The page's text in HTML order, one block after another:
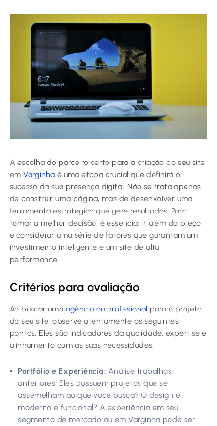
A escolha do parceiro certo para a criação do seu site
emVarginha é uma etapa crucial que definirá o
sucesso da sua presença digital. Não se trata apenas
de construir uma página, mas de desenvolver uma
ferramenta estratégica que gere resultados. Para
tomar a melhor decisão, é essencial ir além do preço
e considerar uma série de fatores que garantam um
investimento inteligente e um site de alta
performance.
Critérios para avaliação
Ao buscar uma agência ou profissional para o projeto
do seu site, observe atentamente os seguintes
pontos. Eles são indicadores da qualidade, expertise e
alinhamento com as suas necessidades.
Portfólio e Experiência: Analise trabalhos
anteriores. Eles possuem projetos que se
assemelham ao que você busca? O design é
moderno e funcional? A experiência em seu
segmento de mercado ou em Varginha pode ser